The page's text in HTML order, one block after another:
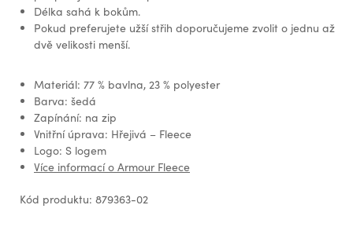
Délka sahá k bokům.
Pokud preferujete užší střih doporučujeme zvolit o jednu až
dvě velikosti menší.
Materiál: 77 % bavlna, 23 % polyester
Barva: šedá
Zapínání: na zip
Vnitřní úprava: Hřejivá – Fleece
Logo: S logem
Více informací o Armour Fleece
Kód produktu: 879363-02